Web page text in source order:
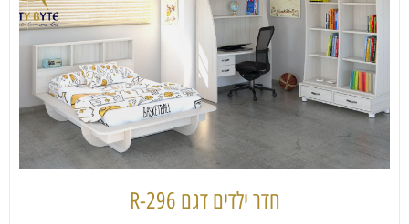
חדר ילדים דגם 296-R